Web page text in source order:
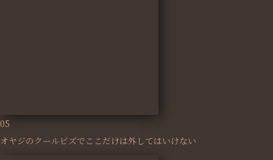
05
オヤジのクールビズでここだけは外してはいけない